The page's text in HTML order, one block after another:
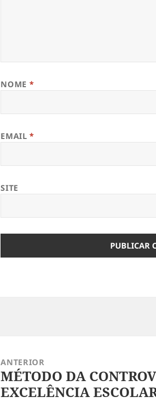
NOME *
EMAIL*
SITE
ANTERIOR
Artigo
anterior:
MÉTODO DA
EXCELÊNCIA